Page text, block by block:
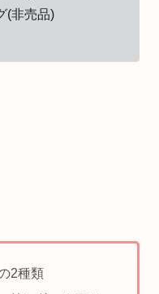
(非売品)
2種類